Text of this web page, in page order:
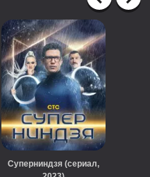
Суперниндзя (сериал,